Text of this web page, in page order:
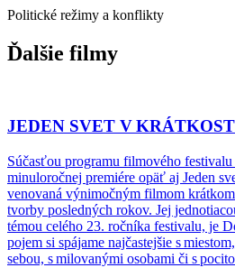
Politické režimy a konflikty
Ďalšie filmy
JEDEN SVET V
Súčasťou programu filmového festivalu
minuloročnej premiére opäť aj Jeden
venovaná výnimočným filmom
tvorby posledných rokov. Jej
témou celého 23. ročníka festivalu, je
pojem si spájame najčastejšie s
sebou, s milovanými osobami či s